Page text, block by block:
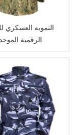
التمويه العسكري
الرقمية